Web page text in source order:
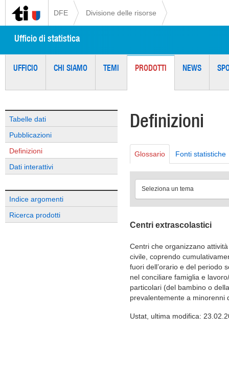
DFE Divisione delle risorse
Ufficio di statistica
UFFICIO CHI SIAMO TEMI PRODOTTI NEWS
Tabelle dati
Pubblicazioni
Definizioni
Dati interattivi
Indice argomenti
Ricerca prodotti
Definizioni
Glossario Fonti statistiche
Seleziona un tema
Centri extrascolastici
Centri che organizzano
civile, coprendo
fuori dell’orario e del periodo
nel conciliare famiglia e
particolari (del bambino o
prevalentemente a minorenni
Ustat, ultima modifica: